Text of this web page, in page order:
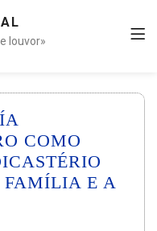
louvor»
COMO
FAMÍLIA E A